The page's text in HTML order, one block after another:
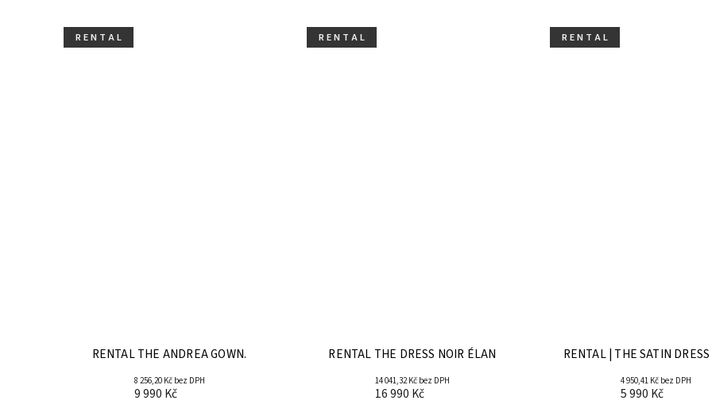
R E N T A L
RENTAL THE ANDREA GOWN.
8 256,20 Kč bez DPH
9 990 Kč
R E N T A L
RENTAL THE DRESS NOIR ÉLAN
14 041,32 Kč bez DPH
16 990 Kč
R E N T A L
RENTAL | THE SATIN
4 950,41 Kč bez DPH
5 990 Kč